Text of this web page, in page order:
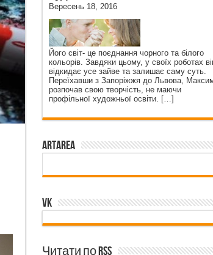
Вересень 18, 2016
Його світ- це поєднання чорного та білого
кольорів. Завдяки цьому, у своїх роботах
відкидає усе зайве та залишає саму суть.
Переїхавши з Запоріжжя до Львова,
розпочав свою творчість, не маючи
профільної художньої освіти. […]
ArtArea
VK
Читати по RSS